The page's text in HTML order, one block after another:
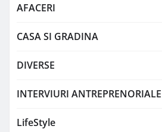
AFACERI
CASA SI GRADINA
DIVERSE
INTERVIURI ANTREPRENORIALE
LifeStyle